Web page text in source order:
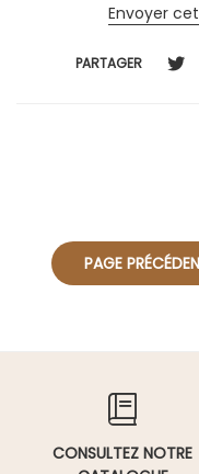
Envoyer
PARTAGER
CONSULTEZ NOTRE